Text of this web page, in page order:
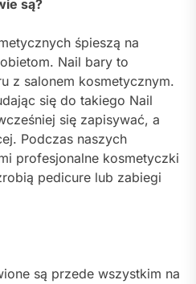
są?
śpieszą na
Nail bary to
z salonem kosmetycznym.
się do takiego Nail
się zapisywać, a
Podczas naszych
profesjonalne kosmetyczki
pedicure lub zabiegi
są przede wszystkim na